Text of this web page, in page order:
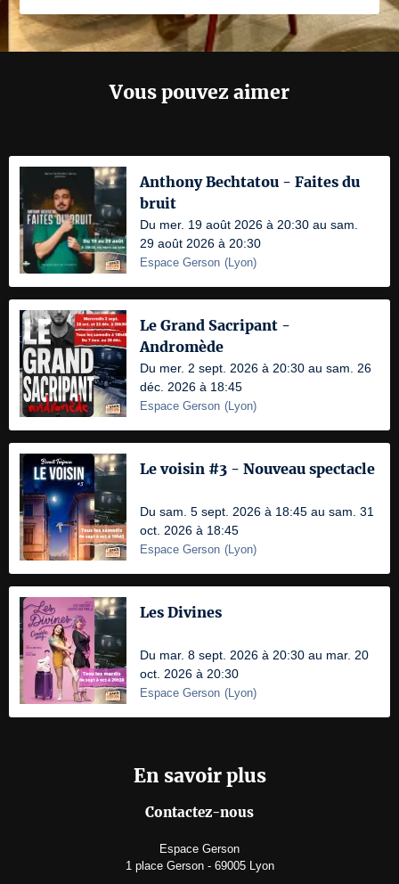
Vous pouvez aimer
Anthony Bechtatou - Faites du
bruit
Du mer. 19 août 2026 à 20:30 au sam.
29 août 2026 à 20:30
Espace Gerson (Lyon)
Le Grand Sacripant -
Andromède
Du mer. 2 sept. 2026 à 20:30 au sam. 26
déc. 2026 à 18:45
Espace Gerson (Lyon)
Le voisin #3 - Nouveau spectacle
Du sam. 5 sept. 2026 à 18:45 au sam. 31
oct. 2026 à 18:45
Espace Gerson (Lyon)
Les Divines
Du mar. 8 sept. 2026 à 20:30 au mar. 20
oct. 2026 à 20:30
Espace Gerson (Lyon)
En savoir plus
Contactez-nous
Espace Gerson
1 place Gerson - 69005 Lyon